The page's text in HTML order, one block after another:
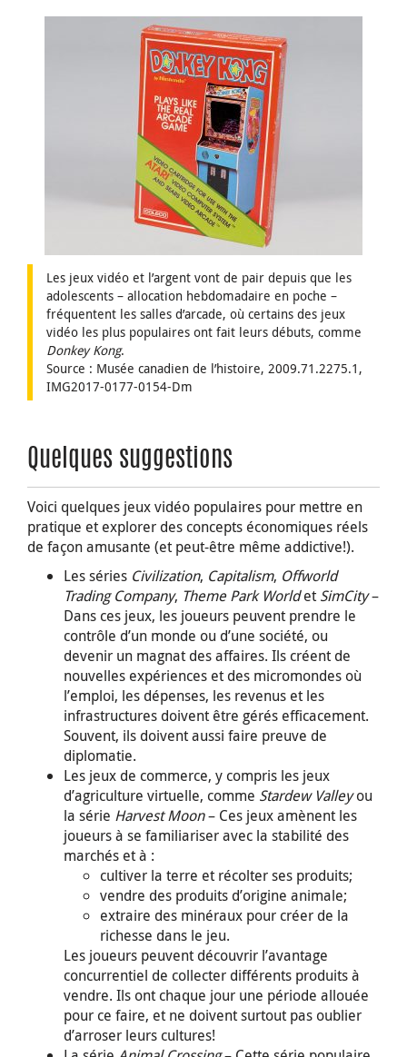
Les jeux vidéo et l’argent vont de pair depuis que les
adolescents – allocation hebdomadaire en poche –
fréquentent les salles d’arcade, où certains des jeux
vidéo les plus populaires ont fait leurs débuts, comme
Donkey Kong.
Source : Musée canadien de l’histoire, 2009.71.2275.1,
IMG2017-0177-0154-Dm
Quelques suggestions
Voici quelques jeux vidéo populaires pour mettre en
pratique et explorer des concepts économiques réels
de façon amusante (et peut-être même addictive!).
Les séries Civilization, Capitalism, Offworld
Trading Company, Theme Park Worldet SimCity–
Dans ces jeux, les joueurs peuvent prendre le
contrôle d’un monde ou d’une société, ou
devenir un magnat des affaires. Ils créent de
nouvelles expériences et des micromondes où
l’emploi, les dépenses, les revenus et les
infrastructures doivent être gérés efficacement.
Souvent, ils doivent aussi faire preuve de
diplomatie.
Les jeux de commerce, y compris les jeux
d’agriculture virtuelle, comme Stardew Valleyou
la série Harvest Moon– Ces jeux amènent les
joueurs à se familiariser avec la stabilité des
marchés et à :
cultiver la terre et récolter ses produits;
vendre des produits d’origine animale;
extraire des minéraux pour créer de la
richesse dans le jeu.
Les joueurs peuvent découvrir l’avantage
concurrentiel de collecter différents produits à
vendre. Ils ont chaque jour une période allouée
pour ce faire, et ne doivent surtout pas oublier
d’arroser leurs cultures!